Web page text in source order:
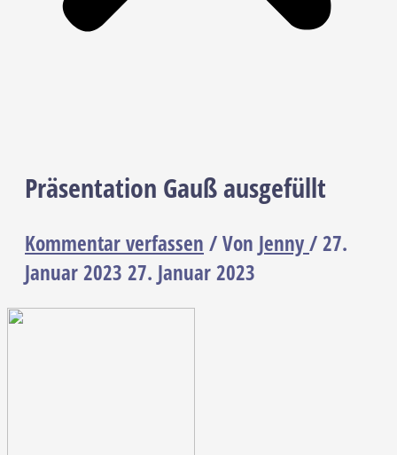
Präsentation Gauß ausgefüllt
Kommentar verfassen / Von Jenny/27.
Januar 2023 27. Januar 2023